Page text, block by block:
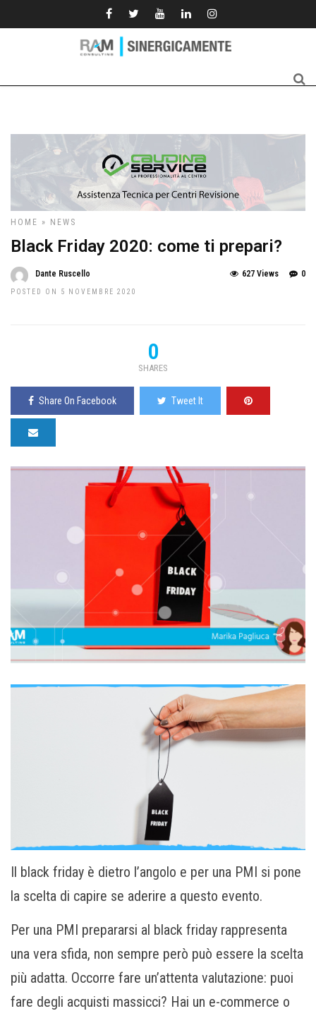
HOME » NEWS
Black Friday 2020: come ti prepari?
Dante Ruscello
POSTED ON 5 NOVEMBRE 2020
0
627 Views
0
SHARES
Share On Facebook Tweet It
Il black friday è dietro l’angolo e per una PMI si pone
la scelta di capire se aderire a questo evento.
Per una PMI prepararsi al black friday rappresenta
una vera sfida, non sempre però può essere la scelta
più adatta. Occorre fare un’attenta valutazione: puoi
fare degli acquisti massicci? Hai un e-commerce o